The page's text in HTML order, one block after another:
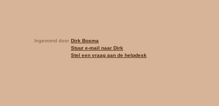
Ingevoerd door Dirk Bosma
Stuur e-mail naar Dirk
Stel een vraag aan de helpdesk